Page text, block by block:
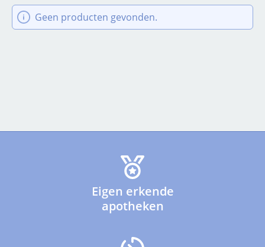
Geen producten gevonden.
Eigen erkende
apotheken